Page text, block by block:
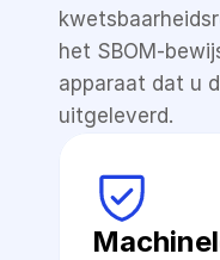
het SBOM-
apparaat dat u
uitgeleverd.